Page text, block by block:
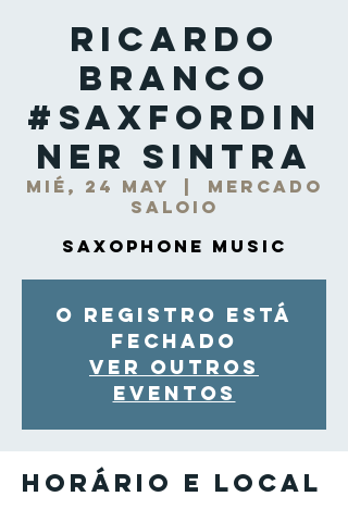
Ricardo
Branco
#SaxForDin
ner Sintra
mié, 24 may
Mercado
Saloio
Saxophone Music
O registro está
fechado
Ver outros
eventos
Horário e local